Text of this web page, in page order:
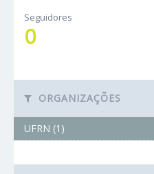
Seguidores
0
ORGANIZAÇÕES
UFRN (1)